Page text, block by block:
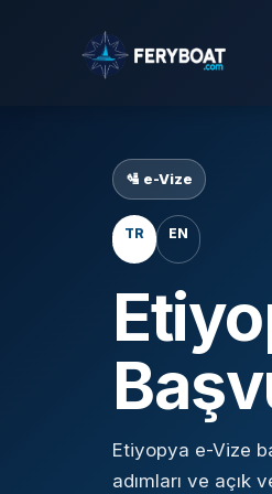
🛂 e-Vize
TR EN
Etiyopya e-Vize
adımları ve açık